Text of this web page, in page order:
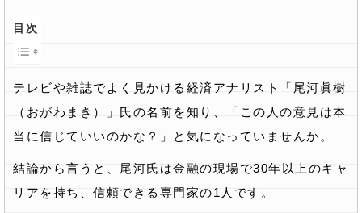
目次
テレビや雑誌でよく見かける経済アナリスト「尾河眞樹
（おがわまき）」氏の名前を知り、「この人の意見は本
当に信じていいのかな？」と気になっていませんか。
結論から言うと、尾河氏は金融の現場で30年以上のキャ
リアを持ち、信頼できる専門家の1人です。